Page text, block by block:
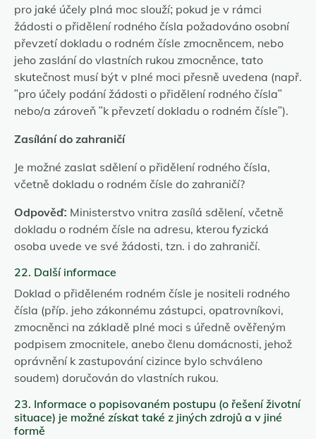
pro jaké účely plná moc slouží; pokud je v rámci
žádosti o přidělení rodného čísla požadováno osobní
převzetí dokladu o rodném čísle zmocněncem, nebo
jeho zaslání do vlastních rukou zmocněnce, tato
skutečnost musí být v plné moci přesně uvedena (např.
"pro účely podání žádosti o přidělení rodného čísla"
nebo/a zároveň "k převzetí dokladu o rodném čísle").
Zasílání do zahraničí
Je možné zaslat sdělení o přidělení rodného čísla,
včetně dokladu o rodném čísle do zahraničí?
Odpověď: Ministerstvo vnitra zasílá sdělení, včetně
dokladu o rodném čísle na adresu, kterou fyzická
osoba uvede ve své žádosti, tzn. i do zahraničí.
22. Další informace
Doklad o přiděleném rodném čísle je nositeli rodného
čísla (příp. jeho zákonnému zástupci, opatrovníkovi,
zmocněnci na základě plné moci s úředně ověřeným
podpisem zmocnitele, anebo členu domácnosti, jehož
oprávnění k zastupování cizince bylo schváleno
soudem) doručován do vlastních rukou.
23. Informace o popisovaném postupu (o řešení životní
situace) je možné získat také z jiných zdrojů a v jiné
formě